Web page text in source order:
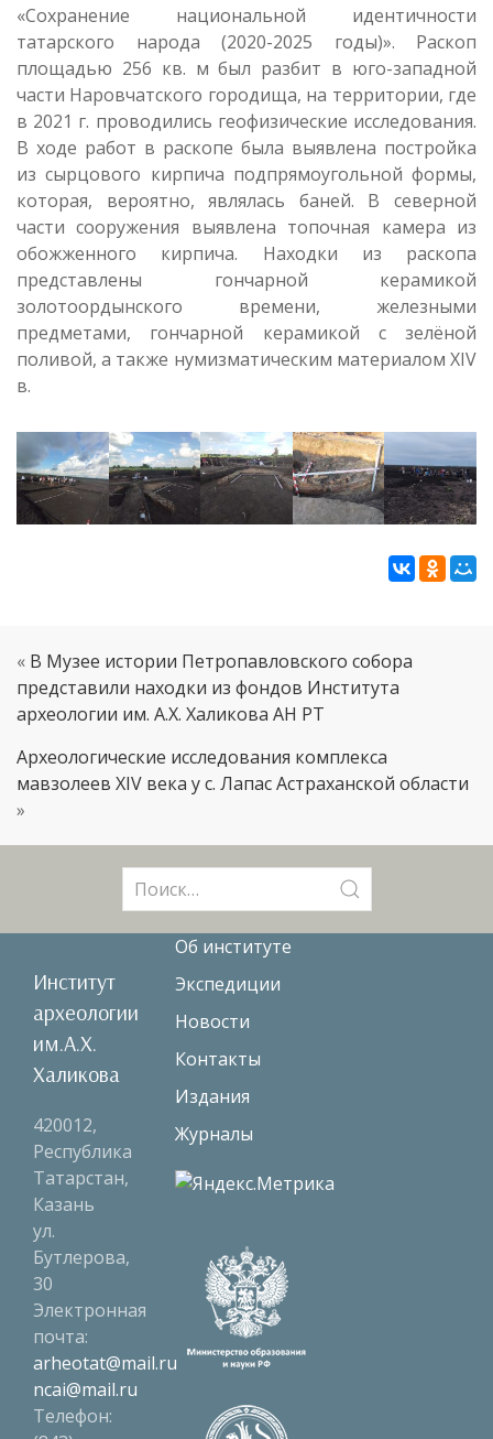
«Сохранение национальной идентичности
татарского народа (2020-2025 годы)». Раскоп
площадью 256 кв. м был разбит в юго-западной
части Наровчатского городища, на территории, где
в 2021 г. проводились геофизические исследования.
В ходе работ в раскопе была выявлена постройка
из сырцового кирпича подпрямоугольной формы,
которая, вероятно, являлась баней. В северной
части сооружения выявлена топочная камера из
обожженного кирпича. Находки из раскопа
представлены гончарной керамикой
золотоордынского времени, железными
предметами, гончарной керамикой с зелёной
поливой, а также нумизматическим материалом XIV
в.
« В Музее истории Петропавловского собора
представили находки из фондов Института
археологии им. А.Х. Халикова АН РТ
Археологические исследования комплекса
мавзолеев XIV века у с. Лапас Астраханской области
»
Институт
археологии
им.А.Х.
Халикова
420012,
Республика
Татарстан,
Казань
ул.
Бутлерова,
30
Электронная
почта:
arheotat@mail.ru
ncai@mail.ru
Телефон:
Об институте
Экспедиции
Новости
Контакты
Издания
Журналы